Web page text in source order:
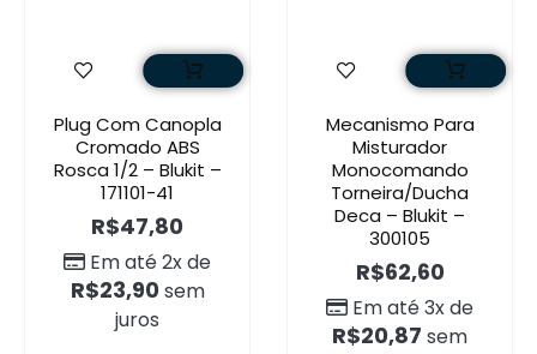
Plug Com Canopla
Cromado ABS
Rosca 1/2 – Blukit –
171101-41
R$47,80
Em até 2x de
R$23,90 sem
juros
Mecanismo Para
Misturador
Monocomando
Torneira/Ducha
Deca – Blukit –
300105
R$62,60
Em até 3x de
R$20,87 sem